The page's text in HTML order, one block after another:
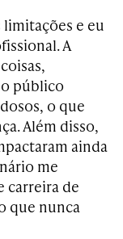
limitações e eu
A
público
o que
Além disso,
ainda
me
carreira de
que nunca